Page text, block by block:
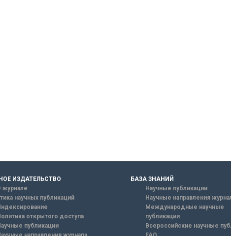
ИЗДАТЕЛЬСТВО
журнале
научных публикаций
открытого доступа
публикации
БАЗА ЗНАНИЙ
Научные публикации
Научные направления
Международные научные
публикации
Всероссийские научные